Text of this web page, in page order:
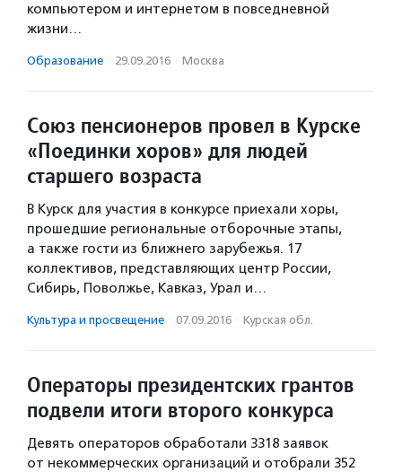
компьютером и интернетом в повседневной
жизни…
Образование · 29.09.2016 · Москва
Союз пенсионеров провел в Курске
«Поединки хоров» для людей
старшего возраста
В Курск для участия в конкурсе приехали хоры,
прошедшие региональные отборочные этапы,
а также гости из ближнего зарубежья. 17
коллективов, представляющих центр России,
Сибирь, Поволжье, Кавказ, Урал и…
Культура и просвещение · 07.09.2016 · Курская обл.
Операторы президентских грантов
подвели итоги второго конкурса
Девять операторов обработали 3318 заявок
от некоммерческих организаций и отобрали 352